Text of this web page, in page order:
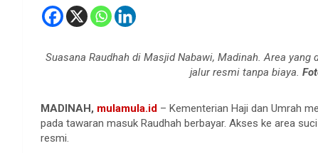
Suasana Raudhah di Masjid Nabawi, Madinah. Area
jalur resmi tanpa biaya.
MADINAH, mulamula.id – Kementerian Haji dan Umrah
pada tawaran masuk Raudhah berbayar. Akses ke area
resmi.